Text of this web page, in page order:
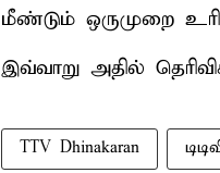
மீண்டும் ஒருமுறை
இவ்வாறு அதில்
TTV Dhinakaran